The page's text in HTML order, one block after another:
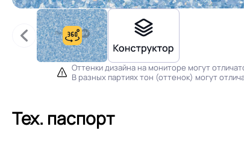
Оттенки дизайна на мониторе могут
В разных партиях тон (оттенок) могут
Тех. паспорт